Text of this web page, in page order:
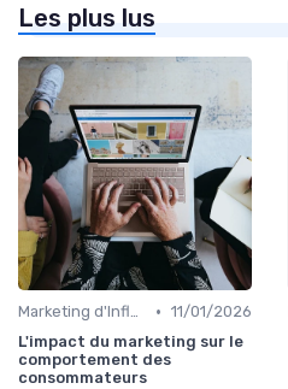
Les plus lus
Marketing d'Influence • 11/01/2026
L'impact du marketing sur le
comportement des
consommateurs